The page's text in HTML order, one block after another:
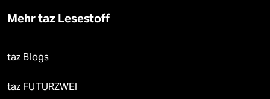
Mehr taz Lesestoff
taz Blogs
taz FUTURZWEI